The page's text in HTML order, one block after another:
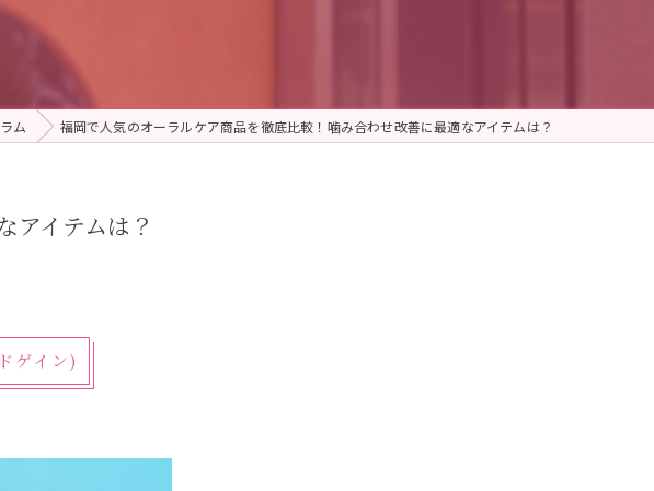
ム 福岡で人気のオーラルケア商品を徹底比較！噛み合わせ改善に最適なアイテムは？
アイテムは？
ゲイン)